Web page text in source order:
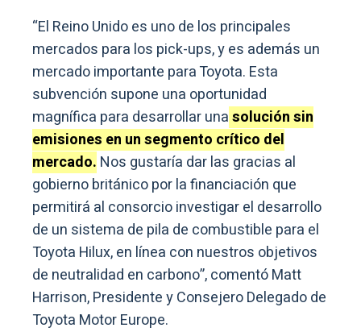
“El Reino Unido es uno de los principales
mercados para los pick-ups, y es además un
mercado importante para Toyota. Esta
subvención supone una oportunidad
magnífica para desarrollar unasolución sin
emisiones en un segmento crítico del
mercado. Nos gustaría dar las gracias al
gobierno británico por la financiación que
permitirá al consorcio investigar el desarrollo
de un sistema de pila de combustible para el
Toyota Hilux, en línea con nuestros objetivos
de neutralidad en carbono”, comentó Matt
Harrison, Presidente y Consejero Delegado de
Toyota Motor Europe.